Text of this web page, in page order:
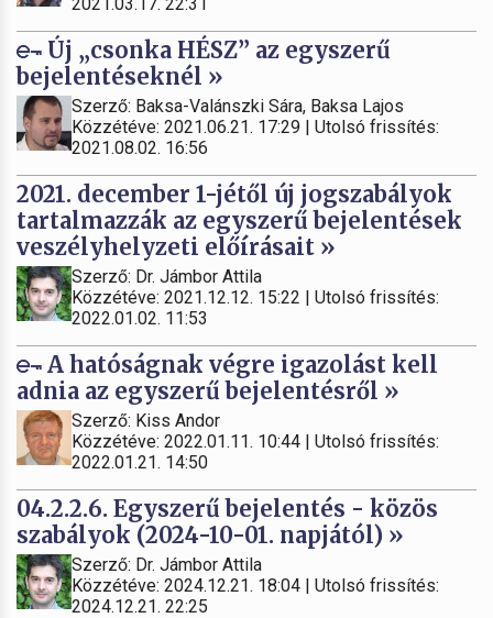
Új „csonka HÉSZ” az egyszerű
bejelentéseknél »
Szerző: Baksa-Valánszki Sára, Baksa Lajos
Közzétéve: 2021.06.21. 17:29 | Utolsó frissítés:
2021.08.02. 16:56
2021. december 1-jétől új jogszabályok
tartalmazzák az egyszerű bejelentések
veszélyhelyzeti előírásait »
Szerző: Dr. Jámbor Attila
Közzétéve: 2021.12.12. 15:22 | Utolsó frissítés:
2022.01.02. 11:53
A hatóságnak végre igazolást kell
adnia az egyszerű bejelentésről »
Szerző: Kiss Andor
Közzétéve: 2022.01.11. 10:44 | Utolsó frissítés:
2022.01.21. 14:50
04.2.2.6. Egyszerű bejelentés - közös
szabályok (2024-10-01. napjától) »
Szerző: Dr. Jámbor Attila
Közzétéve: 2024.12.21. 18:04 | Utolsó frissítés:
2024.12.21. 22:25